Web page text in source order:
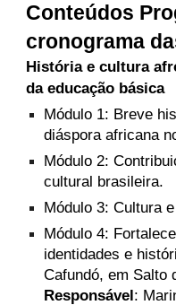
Conteúdos
cronograma
História e cultura
da educação básica
Módulo 1: Breve
diáspora africana
Módulo 2:
cultural brasileira.
Módulo 3: Cultura
Módulo 4:
identidades e
Cafundó, em Salto
Responsável: